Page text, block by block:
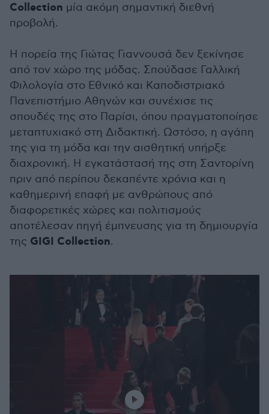
Collection μία ακόμη σημαντική διεθνή
προβολή.
Η πορεία της Γιώτας Γιαννουσά δεν ξεκίνησε
από τον χώρο της μόδας. Σπούδασε Γαλλική
Φιλολογία στο Εθνικό και Καποδιστριακό
Πανεπιστήμιο Αθηνών και συνέχισε τις
σπουδές της στο Παρίσι, όπου πραγματοποίησε
μεταπτυχιακό στη Διδακτική. Ωστόσο, η αγάπη
της για τη μόδα και την αισθητική υπήρξε
διαχρονική. Η εγκατάστασή της στη Σαντορίνη
πριν από περίπου δεκαπέντε χρόνια και η
καθημερινή επαφή με ανθρώπους από
διαφορετικές χώρες και πολιτισμούς
αποτέλεσαν πηγή έμπνευσης για τη δημιουργία
της GIGI Collection.